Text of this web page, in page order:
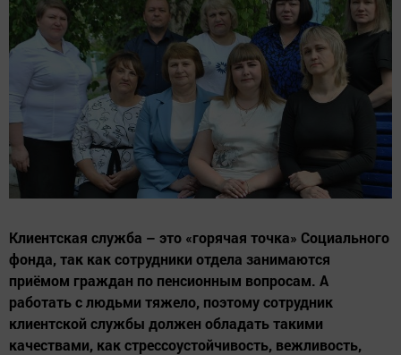
Клиентская служба – это «горячая точка» Социального
фонда, так как сотрудники отдела занимаются
приёмом граждан по пенсионным вопросам. А
работать с людьми тяжело, поэтому сотрудник
клиентской службы должен обладать такими
качествами, как стрессоустойчивость, вежливость,